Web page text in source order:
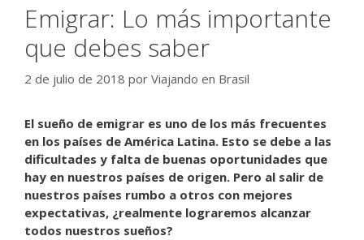
Emigrar: Lo más importante
que debes saber
2 de julio de 2018 por Viajando en Brasil
El sueño de emigrar es uno de los más frecuentes
en los países de América Latina. Esto se debe a las
dificultades y falta de buenas oportunidades que
hay en nuestros países de origen. Pero al salir de
nuestros países rumbo a otros con mejores
expectativas, ¿realmente lograremos alcanzar
todos nuestros sueños?